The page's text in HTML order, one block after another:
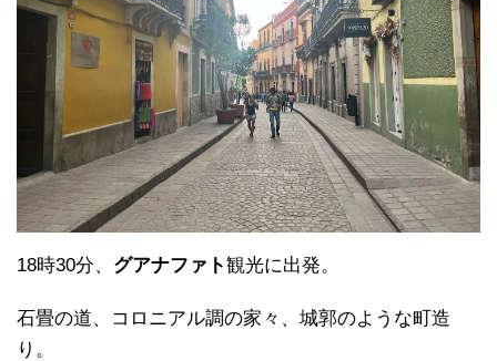
18時30分、 グアナファト観光に出発。
石畳の道、コロニアル調の家々、城郭のような町造
り。